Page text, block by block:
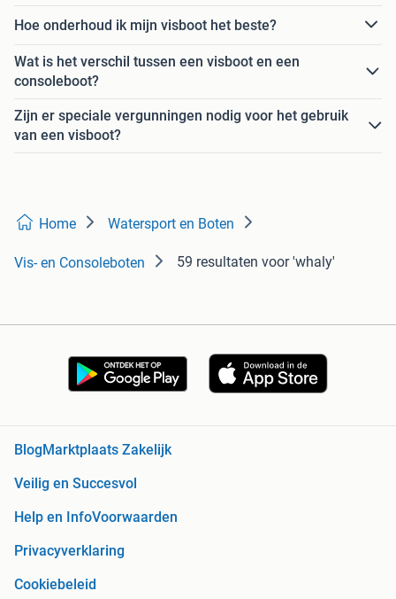
Hoe onderhoud ik mijn visboot het beste?
Wat is het verschil tussen een visboot en een
consoleboot?
Zijn er speciale vergunningen nodig voor het gebruik
van een visboot?
Home Watersport en Boten
Vis- en Consoleboten 59 resultaten voor 'whaly'
Blog Marktplaats Zakelijk
Veilig en Succesvol
Help en InfoVoorwaarden
Privacyverklaring
Cookiebeleid